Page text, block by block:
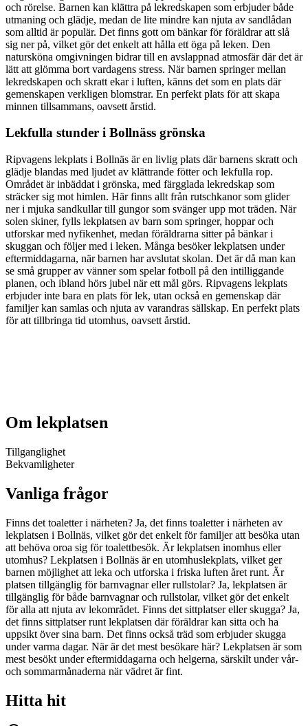
och rörelse. Barnen kan klättra på lekredskapen som erbjuder både
utmaning och glädje, medan de lite mindre kan njuta av sandlådan
som alltid är populär. Det finns gott om bänkar för föräldrar att slå
sig ner på, vilket gör det enkelt att hålla ett öga på leken. Den
natursköna omgivningen bidrar till en avslappnad atmosfär där det är
lätt att glömma bort vardagens stress. När barnen springer mellan
lekredskapen och skratt ekar i luften, känns det som en plats där
gemenskapen verkligen blomstrar. En perfekt plats för att skapa
minnen tillsammans, oavsett årstid.
Lekfulla stunder i Bollnäss grönska
Ripvagens lekplats i Bollnäs är en livlig plats där barnens skratt och
glädje blandas med ljudet av klättrande fötter och lekfulla rop.
Området är inbäddat i grönska, med färgglada lekredskap som
sträcker sig mot himlen. Här finns allt från rutschkanor som glider
ner i mjuka sandkullar till gungor som svänger upp mot träden. När
solen skiner, fylls lekplatsen av barn som springer, hoppar och
utforskar med nyfikenhet, medan föräldrarna sitter på bänkar i
skuggan och följer med i leken. Många besöker lekplatsen under
eftermiddagarna, när barnen har avslutat skolan. Det är då man kan
se små grupper av vänner som spelar fotboll på den intilliggande
planen, och ibland hörs jubel när ett mål görs. Ripvagens lekplats
erbjuder inte bara en plats för lek, utan också en gemenskap där
familjer kan samlas och njuta av varandras sällskap. En perfekt plats
för att tillbringa tid utomhus, oavsett årstid.
Om lekplatsen
Tillganglighet
Bekvamligheter
Vanliga frågor
Finns det toaletter i närheten? Ja, det finns toaletter i närheten av
lekplatsen i Bollnäs, vilket gör det enkelt för familjer att besöka utan
att behöva oroa sig för toalettbesök. Är lekplatsen inomhus eller
utomhus? Lekplatsen i Bollnäs är en utomhuslekplats, vilket ger
barnen möjlighet att leka och utforska i friska luften året runt. Är
platsen tillgänglig för barnvagnar eller rullstolar? Ja, lekplatsen är
tillgänglig för både barnvagnar och rullstolar, vilket gör det enkelt
för alla att njuta av lekområdet. Finns det sittplatser eller skugga? Ja,
det finns sittplatser runt lekplatsen där föräldrar kan sitta och ha
uppsikt över sina barn. Det finns också träd som erbjuder skugga
under varma dagar. När är det mest besökare här? Lekplatsen är som
mest besökt under eftermiddagarna och helgerna, särskilt under vår-
och sommarmånaderna när vädret är fint.
Hitta hit